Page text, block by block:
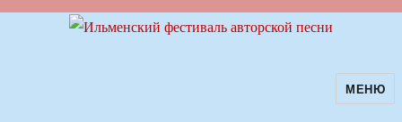
Ильменский фестиваль авторскойМЕНЮ